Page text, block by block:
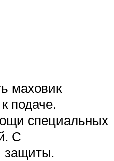
маховик
подаче.
специальных
С
защиты.